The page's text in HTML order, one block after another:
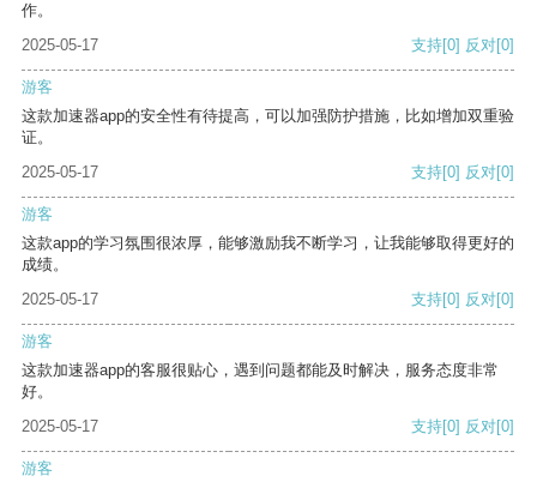
作。
2025-05-17
支持[0] 反对[0]
游客
这款加速器app的安全性有待提高，可以加强防护措施，比如增加双重验
证。
2025-05-17
支持[0] 反对[0]
游客
这款app的学习氛围很浓厚，能够激励我不断学习，让我能够取得更好的
成绩。
2025-05-17
支持[0] 反对[0]
游客
这款加速器app的客服很贴心，遇到问题都能及时解决，服务态度非常
好。
2025-05-17
支持[0] 反对[0]
游客